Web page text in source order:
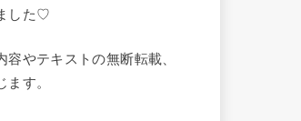
した♡
やテキストの無断転載、
す。